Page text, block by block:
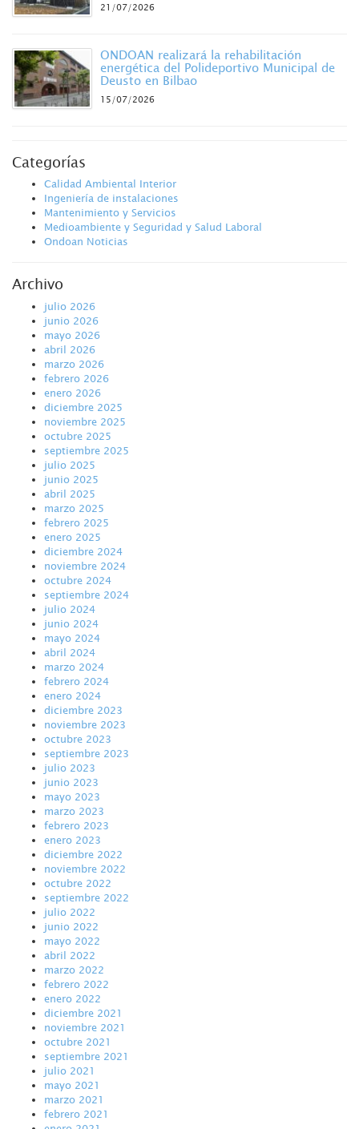
21/07/2026
ONDOAN realizará la rehabilitación
energética del Polideportivo Municipal de
Deusto en Bilbao
15/07/2026
Categorías
Calidad Ambiental Interior
Ingeniería de instalaciones
Mantenimiento y Servicios
Medioambiente y Seguridad y Salud Laboral
Ondoan Noticias
Archivo
julio 2026
junio 2026
mayo 2026
abril 2026
marzo 2026
febrero 2026
enero 2026
diciembre 2025
noviembre 2025
octubre 2025
septiembre 2025
julio 2025
junio 2025
abril 2025
marzo 2025
febrero 2025
enero 2025
diciembre 2024
noviembre 2024
octubre 2024
septiembre 2024
julio 2024
junio 2024
mayo 2024
abril 2024
marzo 2024
febrero 2024
enero 2024
diciembre 2023
noviembre 2023
octubre 2023
septiembre 2023
julio 2023
junio 2023
mayo 2023
marzo 2023
febrero 2023
enero 2023
diciembre 2022
noviembre 2022
octubre 2022
septiembre 2022
julio 2022
junio 2022
mayo 2022
abril 2022
marzo 2022
febrero 2022
enero 2022
diciembre 2021
noviembre 2021
octubre 2021
septiembre 2021
julio 2021
mayo 2021
marzo 2021
febrero 2021